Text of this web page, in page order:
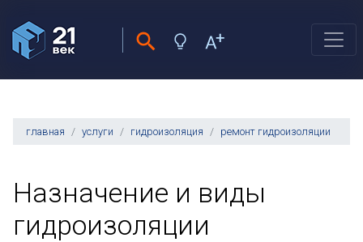
главная услуги гидроизоляция ремонт гидроизоляции
Назначение и виды
гидроизоляции